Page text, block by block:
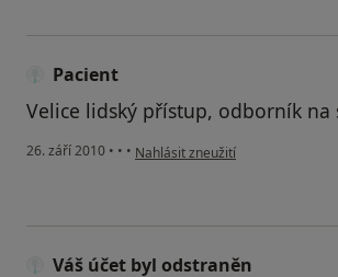
Pacient
Velice lidský přístup, odborník na
26. září 2010 • • • podle názoru uživatele Pacient
Nahlásit zneužití
Váš účet byl odstraněn